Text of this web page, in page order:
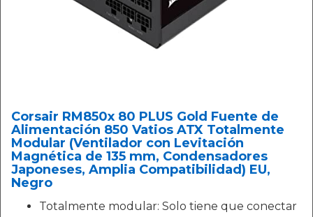
Corsair RM850x 80 PLUS Gold Fuente de
Alimentación 850 Vatios ATX Totalmente
Modular (Ventilador con Levitación
Magnética de 135 mm, Condensadores
Japoneses, Amplia Compatibilidad) EU,
Negro
Totalmente modular: Solo tiene que conectar